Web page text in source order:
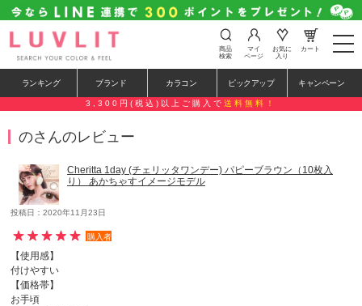
t
o
e
n
商品
検索
マイ
ページ
お気に
入り
カート
ランキング ブランド カラコン ピックアップ キャンペーン
3,300円(税込)以上ご購入で 送料無料！
のさんのレビュー
Cheritta 1day (チェリッタワンデー) パピーブラウン（10枚入
り） あかちゃすイメージモデル
投稿日：2020年11月23日
購入者
【使用感】
付けやすい
【価格帯】
お手頃